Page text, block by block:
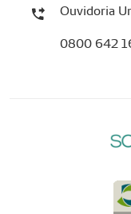
Ouvidoria
0800 642